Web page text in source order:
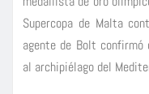
Supercopa de Malta
agente de Bolt
al archipiélago del